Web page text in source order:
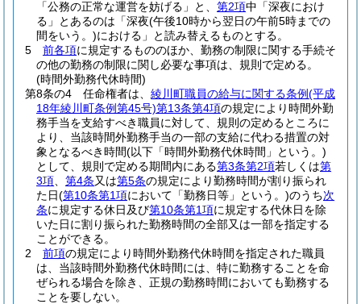
「公務の正常な運営を妨げる」と、 第2項中「深夜におけ
る」とあるのは「深夜(午後10時から翌日の午前5時までの
間をいう。)における」と読み替えるものとする。
5
前各項に規定するもののほか、勤務の制限に関する手続そ
の他の勤務の制限に関し必要な事項は、規則で定める。
(時間外勤務代休時間)
第8条の4
任命権者は、 綾川町職員の給与に関する条例(平成
18年綾川町条例第45号)第13条第4項の規定により時間外勤
務手当を支給すべき職員に対して、規則の定めるところに
より、当該時間外勤務手当の一部の支給に代わる措置の対
象となるべき時間(以下「時間外勤務代休時間」という。)
として、規則で定める期間内にある第3条第2項若しくは第
3項
第4条又は第5条の規定により勤務時間が割り振られ
た日(第10条第1項において「勤務日等」という。)のうち次
条に規定する休日及び第10条第1項に規定する代休日を除
いた日に割り振られた勤務時間の全部又は一部を指定する
ことができる。
2
前項の規定により時間外勤務代休時間を指定された職員
は、当該時間外勤務代休時間には、特に勤務することを命
ぜられる場合を除き、正規の勤務時間においても勤務する
ことを要しない。